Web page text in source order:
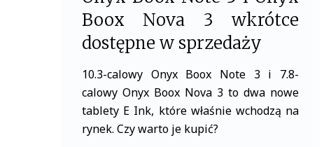
Boox Nova 3 wkrótce
dostępne w sprzedaży
10.3-calowy Onyx Boox Note 3 i 7.8-
calowy Onyx Boox Nova 3 to dwa nowe
tablety E Ink, które właśnie wchodzą na
rynek. Czy warto je kupić?